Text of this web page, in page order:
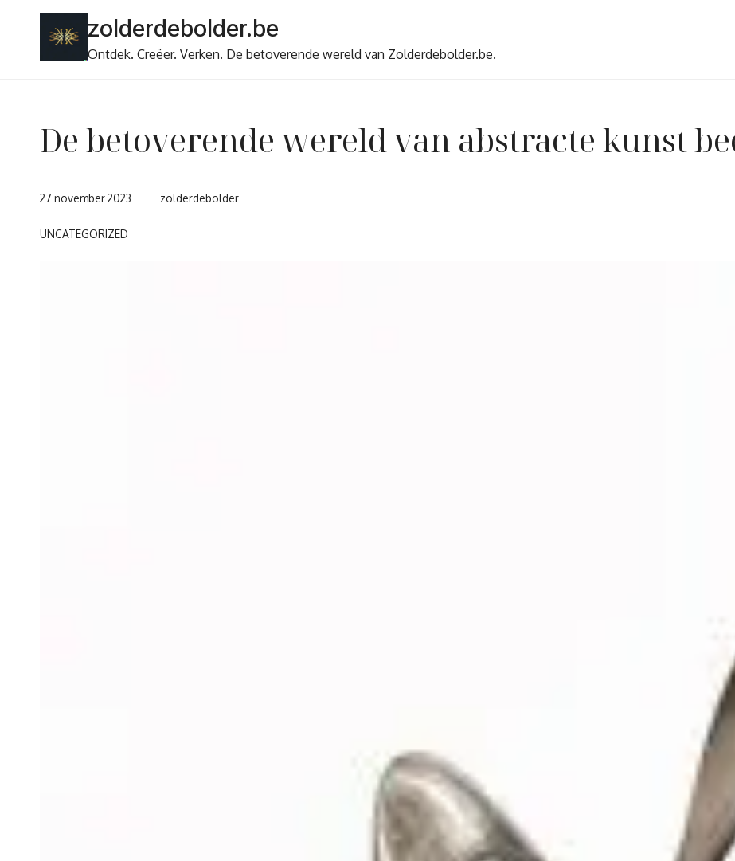
zolderdebolder.be
Ontdek. Creëer. Verken. De betoverende wereld van Zolderdebolder.be.
De betoverende wereld van abstracte kunst
27 november 2023 zolderdebolder
UNCATEGORIZED